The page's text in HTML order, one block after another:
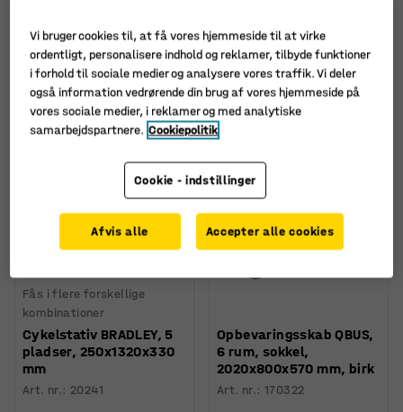
Sortér
923 produkter
Fås i flere forskellige
kombinationer
Cykelstativ BRADLEY, 5
pladser, 250x1320x330
mm
Art. nr.: 20241
Opbevaringsskab QBUS,
6 rum, sokkel,
2020x800x570 mm, birk
Art. nr.:170322
Vi bruger cookies til, at få vores hjemmeside til at virke
ordentligt, personalisere indhold og reklamer, tilbyde funktioner
i forhold til sociale medier og analysere vores traffik. Vi deler
også information vedrørende din brug af vores hjemmeside på
vores sociale medier, i reklamer og med analytiske
samarbejdspartnere. Cookiepolitik
Cookie - indstillinger
Afvis alle Accepter alle cookies